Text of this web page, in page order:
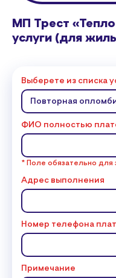
МП Трест
услуги (для
Выберете из списка
ФИО полностью
* Поле обязательно для
Адрес выполнения
Номер телефона
Примечание